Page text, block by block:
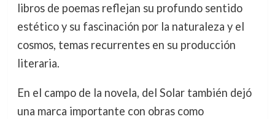
libros de poemas reflejan su profundo sentido
estético y su fascinación por la naturaleza y el
cosmos, temas recurrentes en su producción
literaria.
En el campo de la novela, del Solar también dejó
una marca importante con obras como